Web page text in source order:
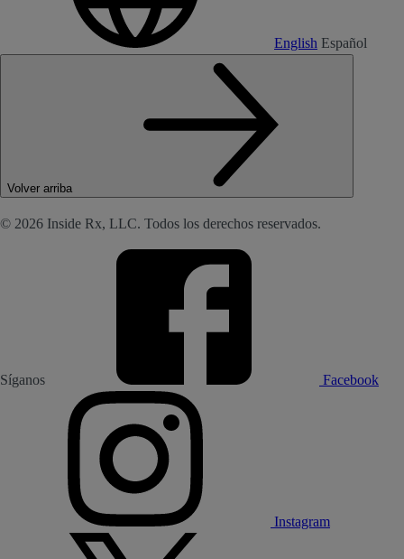
English Español
Volver arriba
© 2026 Inside Rx, LLC. Todos los derechos reservados.
Síganos Facebook
Instagram